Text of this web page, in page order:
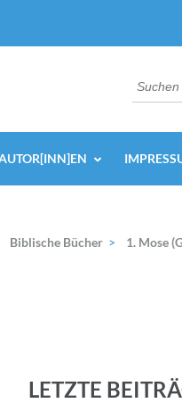
Suchen
nach:
Biblische Bücher > 1. Mose
LETZTE